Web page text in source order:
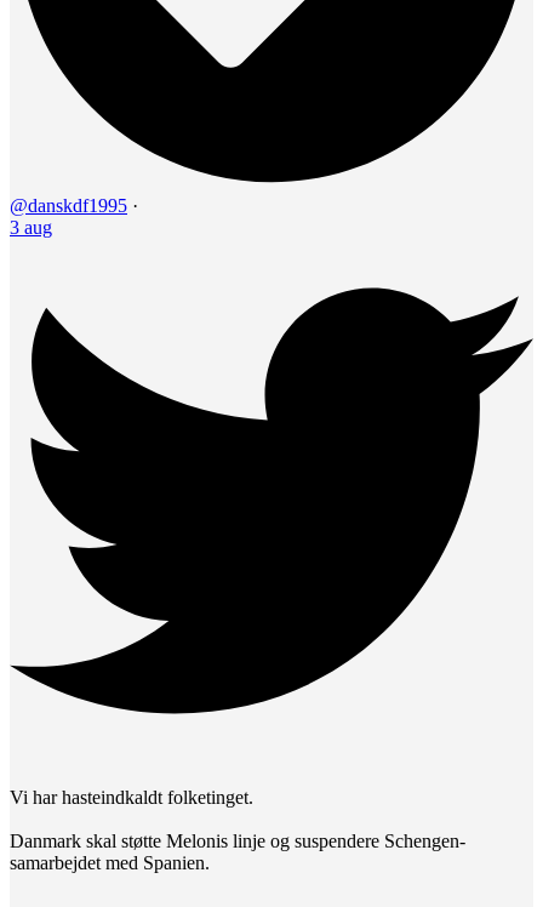
@danskdf1995 ·
3 aug
Vi har hasteindkaldt folketinget.
Danmark skal støtte Melonis linje og suspendere Schengen-
samarbejdet med Spanien.